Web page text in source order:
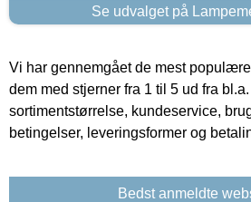
Se udvalget på
Vi har gennemgået de mest
dem med stjerner fra 1 til 5 ud fra
sortimentstørrelse, kundeservice,
betingelser, leveringsformer og
Bedst anmeldte